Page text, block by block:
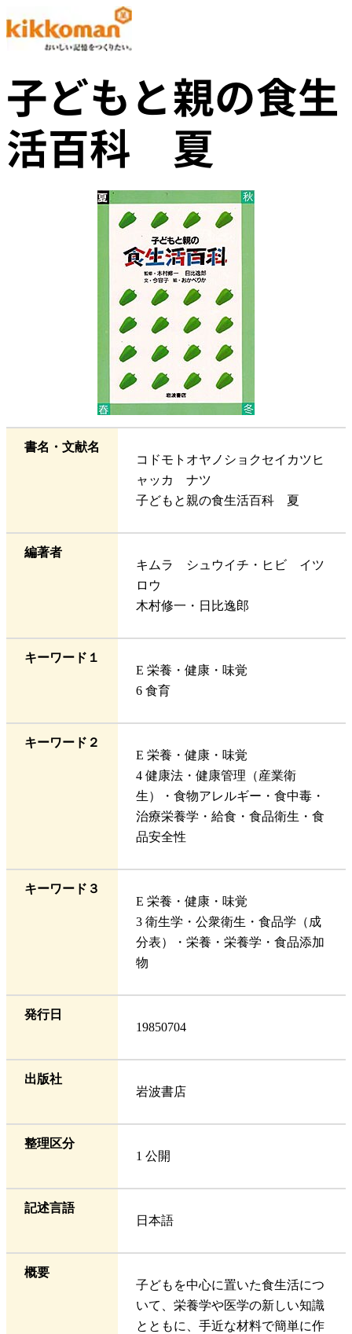
子どもと親の食生
活百科 夏
書名・文献名
コドモトオヤノショクセイカツヒ
ャッカ ナツ
子どもと親の食生活百科 夏
編著者
キムラ シュウイチ・ヒビ イツ
ロウ
木村修一・日比逸郎
キーワード１
E 栄養・健康・味覚
6 食育
キーワード２
E 栄養・健康・味覚
4 健康法・健康管理（産業衛
生）・食物アレルギー・食中毒・
治療栄養学・給食・食品衛生・食
品安全性
キーワード３
E 栄養・健康・味覚
3 衛生学・公衆衛生・食品学（成
分表）・栄養・栄養学・食品添加
物
発行日
19850704
出版社
岩波書店
整理区分
1 公開
記述言語
日本語
概要
子どもを中心に置いた食生活につ
いて、栄養学や医学の新しい知識
とともに、手近な材料で簡単に作